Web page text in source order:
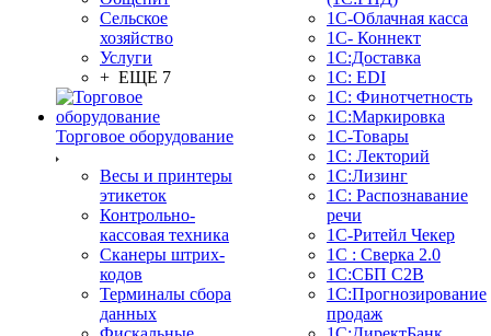
Сельское
хозяйство
Услуги
+ ЕЩЕ 7
Торговое оборудование
Весы и принтеры
этикеток
Контрольно-
кассовая техника
Сканеры штрих-
кодов
Терминалы сбора
данных
1С-Облачная касса
1С- Коннект
1С:Доставка
1С: EDI
1С: Финотчетность
1С:Маркировка
1С-Товары
1С: Лекторий
1С:Лизинг
1С: Распознавание
речи
1C-Ритейл Чекер
1С : Сверка 2.0
1С:СБП C2B
1С:Прогнозирование
продаж